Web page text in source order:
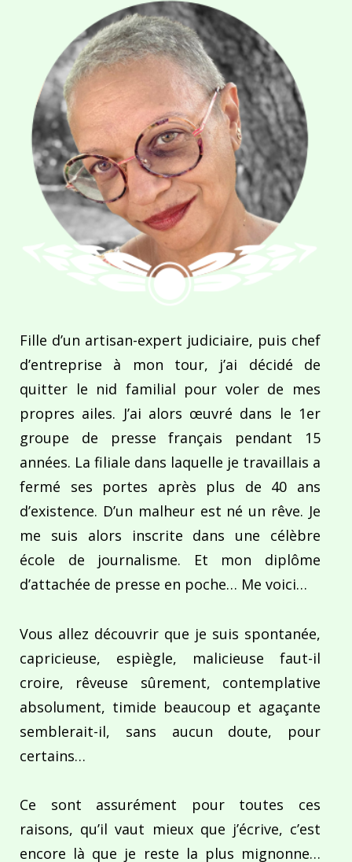
Fille d’un artisan-expert judiciaire, puis chef
d’entreprise à mon tour, j’ai décidé de
quitter le nid familial pour voler de mes
propres ailes. J’ai alors œuvré dans le 1er
groupe de presse français pendant 15
années. La filiale dans laquelle je travaillais a
fermé ses portes après plus de 40 ans
d’existence. D’un malheur est né un rêve. Je
me suis alors inscrite dans une célèbre
école de journalisme. Et mon diplôme
d’attachée de presse en poche… Me voici…
Vous allez découvrir que je suis spontanée,
capricieuse, espiègle, malicieuse faut-il
croire, rêveuse sûrement, contemplative
absolument, timide beaucoup et agaçante
semblerait-il, sans aucun doute, pour
certains…
Ce sont assurément pour toutes ces
raisons, qu’il vaut mieux que j’écrive, c’est
encore là que je reste la plus mignonne…